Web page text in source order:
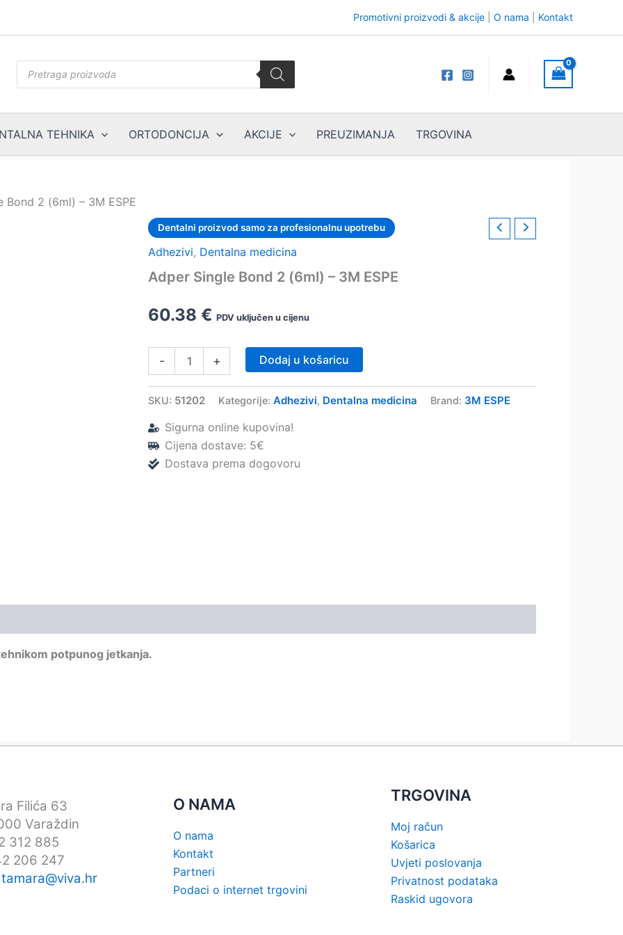
Promotivni proizvodi & akcije O nama Kontakt
search
TEHNIKA ORTODONCIJA AKCIJE PREUZIMANJA TRGOVINA
Bond 2 (6ml) – 3M ESPE
Dentalni proizvod samo za profesionalnu upotrebu
Adhezivi, Dentalna medicina
Adper Single Bond 2 (6ml) – 3M ESPE
60.38€ PDV uključen u cijenu
-
2
–
3M
ESPE
količina
+ Dodaj u košaricu
SKU: 51202 Kategorije:Adhezivi, Dentalna medicina Brand: 3M ESPE
Sigurna online kupovina!
Cijena dostave: 5€
Dostava prema dogovoru
potpunog jetkanja.
Filića 63
Varaždin
312 885
206 247
tamara@viva.hr
O NAMA
O nama
Kontakt
Partneri
Podaci o internet trgovini
TRGOVINA
Moj račun
Košarica
Uvjeti poslovanja
Privatnost podataka
Raskid ugovora